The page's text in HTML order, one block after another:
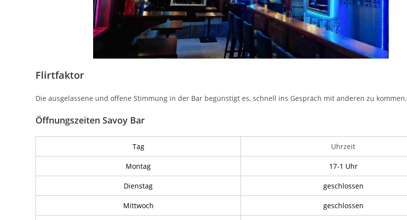
Flirtfaktor
Die ausgelassene und offene Stimmung in der Bar begünstigt es, schnell ins Gespräch mit anderen zu kommen.
Öffnungszeiten Savoy Bar
Tag Uhrzeit
Montag 17-1 Uhr
Dienstag geschlossen
Mittwoch geschlossen